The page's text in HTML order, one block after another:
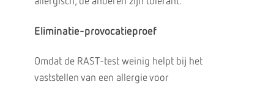
Eliminatie-provocatieproef
Omdat de RAST-test weinig helpt bij het
vaststellen van een allergie voor